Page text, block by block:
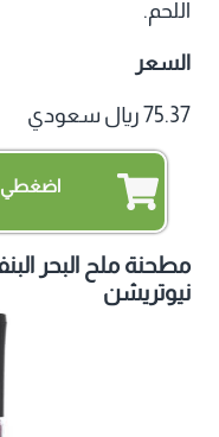
اللحم.
السعر
75.37 ريال سعودي
اضغطي
مطحنة ملح البحر
نيوتريشن